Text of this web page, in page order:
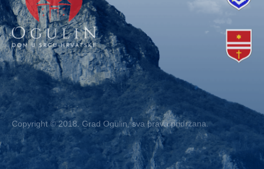
Copyright © 2018. Grad Ogulin, sva prava pridržana.
Design byEA93